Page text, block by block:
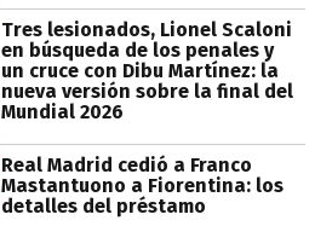
Tres lesionados, Lionel Scaloni
en búsqueda de los penales y
un cruce con Dibu Martínez: la
nueva versión sobre la final del
Mundial 2026
Real Madrid cedió a Franco
Mastantuono a Fiorentina: los
detalles del préstamo